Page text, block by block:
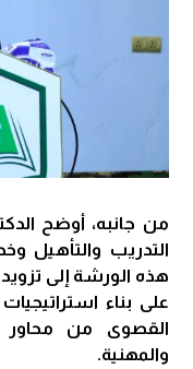
من جانبه، أوضح
التدريب والتأهيل
هذه الورشة إلى
على بناء
القصوى من محاور
والمهنية.